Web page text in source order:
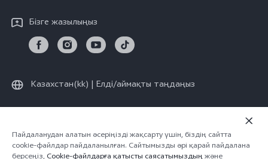
Тұрақтылық
Бізге жазылыңыз
Казахстан(kk) | Елді/аймақты таңдаңыз
© vivo Mobile Communication Co., Ltd., 2026 ж. Барлық құқықтар
қорғалған.
Пайдаланудан алатын әсеріңізді жақсарту үшін, біздің сайтта
cookie-файлдар пайдаланылған. Сайтымызды әрі қарай пайдалана